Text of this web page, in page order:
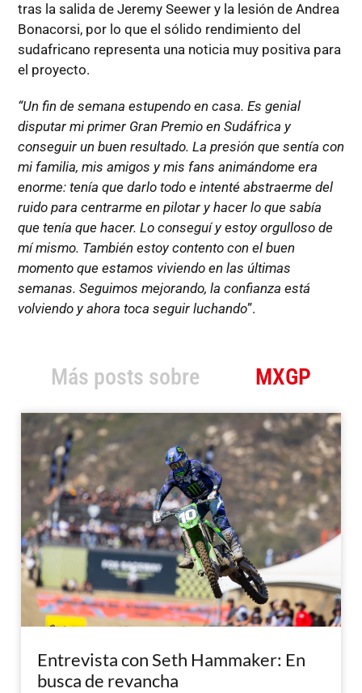
tras la salida de Jeremy Seewer y la lesión de Andrea
Bonacorsi, por lo que el sólido rendimiento del
sudafricano representa una noticia muy positiva para
el proyecto.
“Un fin de semana estupendo en casa. Es genial
disputar mi primer Gran Premio en Sudáfrica y
conseguir un buen resultado. La presión que sentía con
mi familia, mis amigos y mis fans animándome era
enorme: tenía que darlo todo e intenté abstraerme del
ruido para centrarme en pilotar y hacer lo que sabía
que tenía que hacer. Lo conseguí y estoy orgulloso de
mí mismo. También estoy contento con el buen
momento que estamos viviendo en las últimas
semanas. Seguimos mejorando, la confianza está
volviendo y ahora toca seguir luchando”.
Más posts sobre MXGP
Entrevista con Seth Hammaker: En
busca de revancha